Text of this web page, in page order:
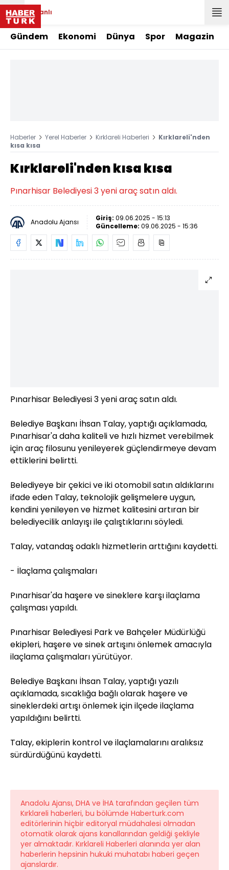
Canlı
Gündem Ekonomi Dünya Spor Magazin
Haberler Yerel Haberler Kırklareli Haberleri
Kırklareli'nden
kısa kısa
Kırklareli'nden kısa kısa
Pınarhisar Belediyesi 3 yeni araç satın aldı.
Anadolu Ajansı Giriş: 09.06.2025 - 15:13
Güncelleme: 09.06.2025 - 15:36
Pınarhisar Belediyesi 3 yeni araç satın aldı.
Belediye Başkanı İhsan Talay, yaptığı açıklamada,
Pınarhisar'a daha kaliteli ve hızlı hizmet verebilmek
için araç filosunu yenileyerek güçlendirmeye devam
ettiklerini belirtti.
Belediyeye bir çekici ve iki otomobil satın aldıklarını
ifade eden Talay, teknolojik gelişmelere uygun,
kendini yenileyen ve hizmet kalitesini artıran bir
belediyecilik anlayışı ile çalıştıklarını söyledi.
Talay, vatandaş odaklı hizmetlerin arttığını kaydetti.
- İlaçlama çalışmaları
Pınarhisar'da haşere ve sineklere karşı ilaçlama
çalışması yapıldı.
Pınarhisar Belediyesi Park ve Bahçeler Müdürlüğü
ekipleri, haşere ve sinek artışını önlemek amacıyla
ilaçlama çalışmaları yürütüyor.
Belediye Başkanı İhsan Talay, yaptığı yazılı
açıklamada, sıcaklığa bağlı olarak haşere ve
sineklerdeki artışı önlemek için ilçede ilaçlama
yapıldığını belirtti.
Talay, ekiplerin kontrol ve ilaçlamalarını aralıksız
sürdürdüğünü kaydetti.
Anadolu Ajansı, DHA ve İHA tarafından geçilen tüm
Kırklareli haberleri, bu bölümde Haberturk.com
editörlerinin hiçbir editoryal müdahalesi olmadan
otomatik olarak ajans kanallarından geldiği şekliyle
yer almaktadır. Kırklareli Haberleri alanında yer alan
haberlerin hepsinin hukuki muhatabı haberi geçen
ajanslardır.